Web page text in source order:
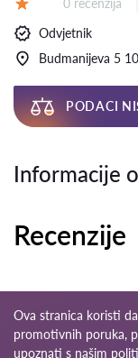
0 recenzija
Odvjetnik
Budmanijeva 5
PODACI
Informacije
Recenzije
Ova stranica koristi
promotivnih poruka,
upoznati s našim